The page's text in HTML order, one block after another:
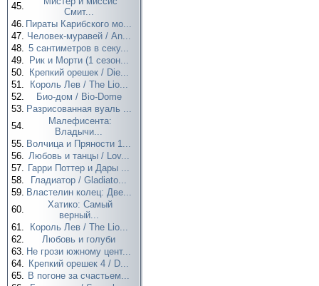
45.
Смит...
46. Пираты Карибского мо...
47. Человек-муравей / An...
48. 5 сантиметров в секу...
49.
Рик и Морти (1 сезон...
50.
Крепкий орешек / Die...
51.
Король Лев / The Lio...
52.
Био-дом / Bio-Dome
53. Разрисованная вуаль ...
54.
Малефисента:
Владычи...
55. Волчица и Пряности 1...
56. Любовь и танцы / Lov...
57. Гарри Поттер и Дары ...
58.
Гладиатор / Gladiato...
59. Властелин колец: Две...
60.
Хатико: Самый
верный...
61.
Король Лев / The Lio...
62.
Любовь и голуби
63. Не грози южному цент...
64. Крепкий орешек 4 / D...
65. В погоне за счастьем...